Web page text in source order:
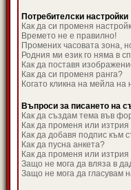
Потребителски настройки
Как да си променя
Времето не е правилно!
Промених часовата зона,
Родния ми език го няма в
Как да поставя
Как да си променя ранга?
Когато кликна на мейла
Въпроси за писането на
Как да създам тема във
Как да променя или
Как да добавя подпис към
Как да пусна анкета?
Как да променя или изтрия
Защо не мога да вляза в
Защо не мога да гласувам